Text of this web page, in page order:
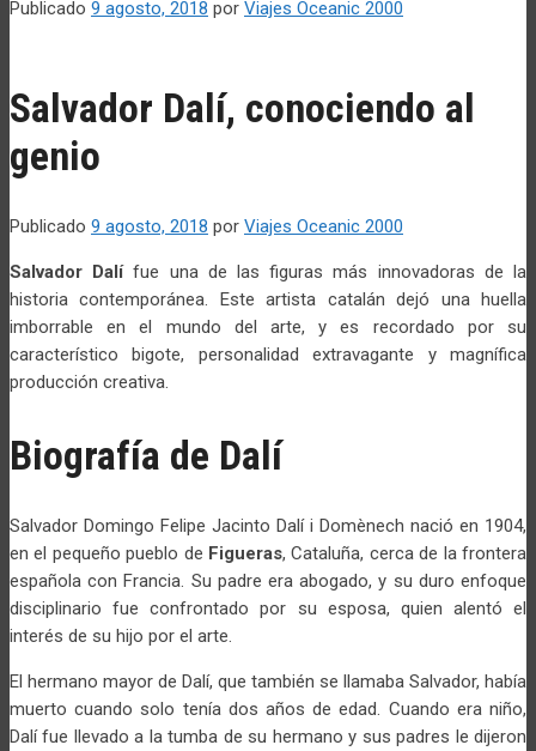
Publicado 9 agosto, 2018 por Viajes Oceanic 2000
Salvador Dalí, conociendo al
genio
Publicado 9 agosto, 2018 por Viajes Oceanic 2000
Salvador Dalífue una de las figuras más innovadoras de la
historia contemporánea. Este artista catalán dejó una huella
imborrable en el mundo del arte, y es recordado por su
característico bigote, personalidad extravagante y magnífica
producción creativa.
Biografía de Dalí
Salvador Domingo Felipe Jacinto Dalí i Domènech nació en 1904,
en el pequeño pueblo de Figueras, Cataluña, cerca de la frontera
española con Francia. Su padre era abogado, y su duro enfoque
disciplinario fue confrontado por su esposa, quien alentó el
interés de su hijo por el arte.
El hermano mayor de Dalí, que también se llamaba Salvador, había
muerto cuando solo tenía dos años de edad. Cuando era niño,
Dalí fue llevado a la tumba de su hermano y sus padres le dijeron